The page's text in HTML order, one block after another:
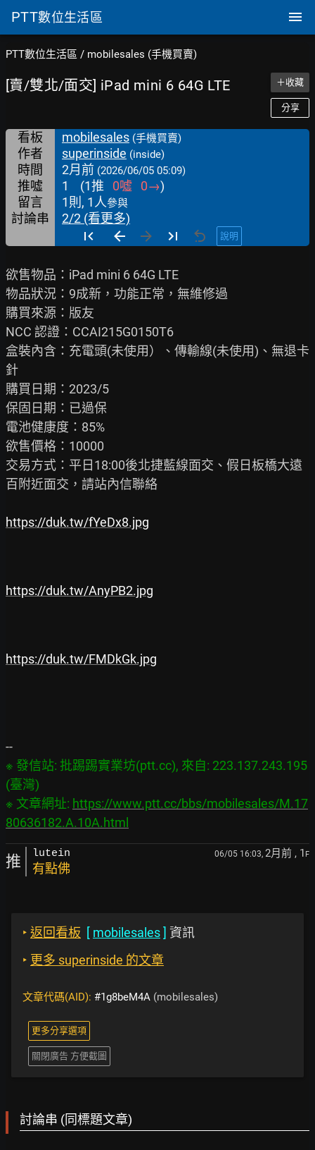
PTT數位生活區
PTT數位生活區 / mobilesales (手機買賣)
[賣/雙北/面交] iPad mini 6 64G LTE ＋收藏
分享
看板 mobilesales (手機買賣)
作者 superinside (inside)
時間 2月前 (2026/06/05 05:09)
推噓 1 (1推 0噓 0→)
留言
1則, 1人參與
討論串 2/2 (看更多)
說明
欲售物品：iPad mini 6 64G LTE
物品狀況：9成新，功能正常，無維修過
購買來源：版友
NCC 認證：CCAI215G0150T6
盒裝內含：充電頭(未使用）、傳輸線(未使用)、無退卡
針
購買日期：2023/5
保固日期：已過保
電池健康度：85%
欲售價格：10000
交易方式：平日18:00後北捷藍線面交、假日板橋大遠
百附近面交，請站內信聯絡
https://duk.tw/fYeDx8.jpg
https://duk.tw/AnyPB2.jpg
https://duk.tw/FMDkGk.jpg
※ 發信站: 批踢踢實業坊(ptt.cc), 來自: 223.137.243.195
(臺灣)
※ 文章網址: https://www.ptt.cc/bbs/mobilesales/M.17
80636182.A.10A.html
推 lutein 06/05 16:03, 2月前 , 1 F
有點佛
‣ 返回看板 [ mobilesales] 資訊
‣ 更多 superinside 的文章
文章代碼(AID): #1g8beM4A (mobilesales)
更多分享選項
關閉廣告 方便截圖
討論串 (同標題文章)